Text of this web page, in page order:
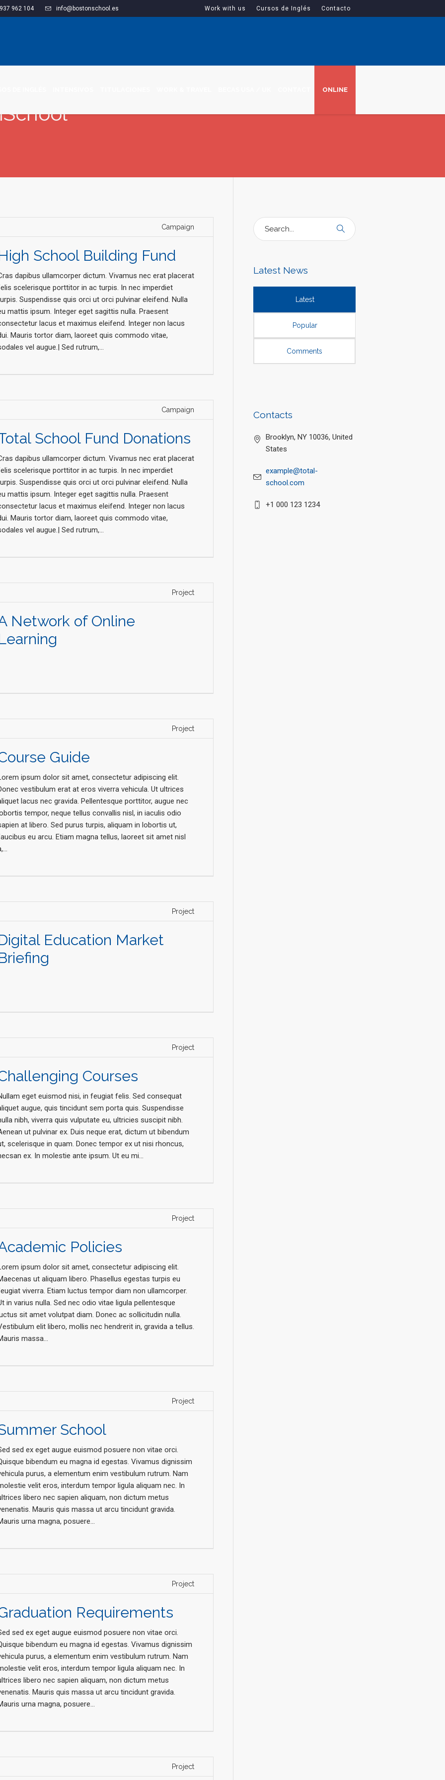
Work with us Cursos de Inglés Contacto
937 962 104 info@bostonschool.es
ONLINE
Campaign
School Building Fund
dapibus ullamcorper dictum. Vivamus nec erat placerat
scelerisque porttitor in ac turpis. In nec imperdiet
Suspendisse quis orci ut orci pulvinar eleifend. Nulla
mattis ipsum. Integer eget sagittis nulla. Praesent
lacus et maximus eleifend. Integer non lacus
Mauris tortor diam, laoreet quis commodo vitae,
vel augue.| Sed rutrum,...
Campaign
School Fund Donations
dapibus ullamcorper dictum. Vivamus nec erat placerat
scelerisque porttitor in ac turpis. In nec imperdiet
Suspendisse quis orci ut orci pulvinar eleifend. Nulla
mattis ipsum. Integer eget sagittis nulla. Praesent
lacus et maximus eleifend. Integer non lacus
Mauris tortor diam, laoreet quis commodo vitae,
vel augue.| Sed rutrum,...
Project
Network of Online
Project
Guide
ipsum dolor sit amet, consectetur adipiscing elit.
vestibulum erat at eros viverra vehicula. Ut ultrices
lacus nec gravida. Pellentesque porttitor, augue nec
tempor, neque tellus convallis nisl, in iaculis odio
at libero. Sed purus turpis, aliquam in lobortis ut,
eu arcu. Etiam magna tellus, laoreet sit amet nisl
Project
Education Market
Project
Courses
eget euismod nisi, in feugiat felis. Sed consequat
augue, quis tincidunt sem porta quis. Suspendisse
nibh, viverra quis vulputate eu, ultricies suscipit nibh.
ut pulvinar ex. Duis neque erat, dictum ut bibendum
scelerisque in quam. Donec tempor ex ut nisi rhoncus,
ex. In molestie ante ipsum. Ut eu mi...
Project
Policies
ipsum dolor sit amet, consectetur adipiscing elit.
ut aliquam libero. Phasellus egestas turpis eu
viverra. Etiam luctus tempor diam non ullamcorper.
in varius nulla. Sed nec odio vitae ligula pellentesque
sit amet volutpat diam. Donec ac sollicitudin nulla.
elit libero, mollis nec hendrerit in, gravida a tellus.
massa...
Project
School
sed ex eget augue euismod posuere non vitae orci.
bibendum eu magna id egestas. Vivamus dignissim
purus, a elementum enim vestibulum rutrum. Nam
velit eros, interdum tempor ligula aliquam nec. In
libero nec sapien aliquam, non dictum metus
Mauris quis massa ut arcu tincidunt gravida.
urna magna, posuere...
Project
Requirements
sed ex eget augue euismod posuere non vitae orci.
bibendum eu magna id egestas. Vivamus dignissim
purus, a elementum enim vestibulum rutrum. Nam
velit eros, interdum tempor ligula aliquam nec. In
libero nec sapien aliquam, non dictum metus
Mauris quis massa ut arcu tincidunt gravida.
urna magna, posuere...
Project
Latest News
Latest
Popular
Comments
Contacts
Brooklyn, NY 10036, United
States
example@total-
school.com
+1 000 123 1234